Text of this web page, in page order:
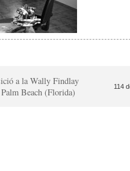
a la Wally Findlay
Beach (Florida)
114